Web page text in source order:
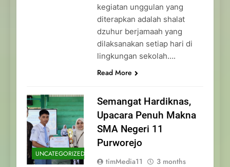
kegiatan unggulan yang
diterapkan adalah shalat
dzuhur berjamaah yang
dilaksanakan setiap hari di
lingkungan sekolah….
Read More
UNCATEGORIZED
Semangat Hardiknas,
Upacara Penuh Makna
SMA Negeri 11
Purworejo
timMedia11
3 months